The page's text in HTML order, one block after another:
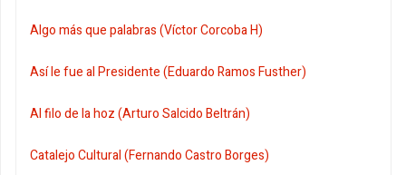
Algo más que palabras (Víctor Corcoba H)
Así le fue al Presidente (Eduardo Ramos Fusther)
Al filo de la hoz (Arturo Salcido Beltrán)
Catalejo Cultural (Fernando Castro Borges)